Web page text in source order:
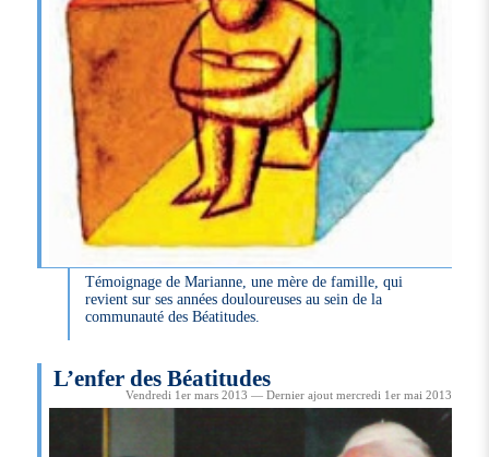
Témoignage de Marianne, une mère de famille, qui
revient sur ses années douloureuses au sein de la
communauté des Béatitudes.
L’enfer des Béatitudes
Vendredi 1er mars 2013 — Dernier ajout mercredi 1er mai 2013